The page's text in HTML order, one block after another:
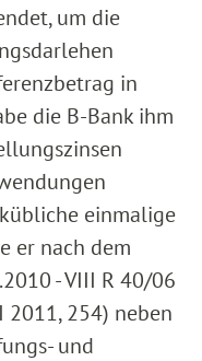
um die
in
die B-Bank ihm
einmalige
er nach dem
- VIII R 40/06
2011, 254) neben
und